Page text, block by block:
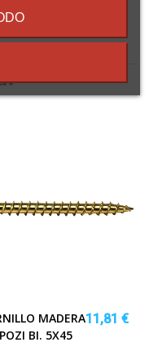
En La
MADERA
BI. 5X45
11,81 €